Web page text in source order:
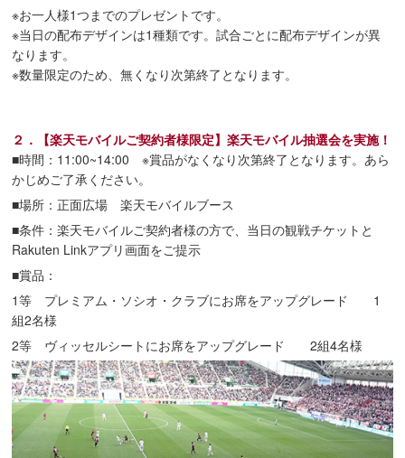
※お一人様1つまでのプレゼントです。
※当日の配布デザインは1種類です。試合ごとに配布デザインが異
なります。
※数量限定のため、無くなり次第終了となります。
２．【楽天モバイルご契約者様限定】楽天モバイル抽選会を実施！
■時間：11:00~14:00 ※賞品がなくなり次第終了となります。あら
かじめご了承ください。
■場所：正面広場 楽天モバイルブース
■条件：楽天モバイルご契約者様の方で、当日の観戦チケットと
Rakuten Linkアプリ画面をご提示
■賞品：
1等 プレミアム・ソシオ・クラブにお席をアップグレード 1
組2名様
2等 ヴィッセルシートにお席をアップグレード 2組4名様